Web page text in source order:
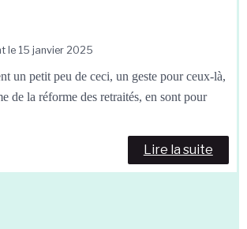
le 15 janvier 2025
un petit peu de ceci, un geste pour ceux-là,
de la réforme des retraités, en sont pour
Lire la suite